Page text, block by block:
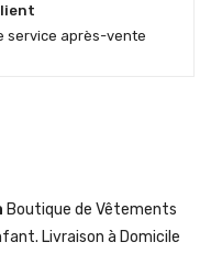
service après-vente
Boutique de Vêtements
Livraison à Domicile